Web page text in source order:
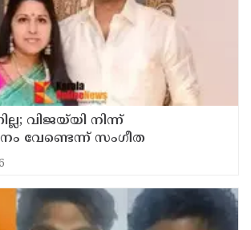
വിജയ്‍യി നിന്ന്
വേണ്ടെന്ന് സംഗീത